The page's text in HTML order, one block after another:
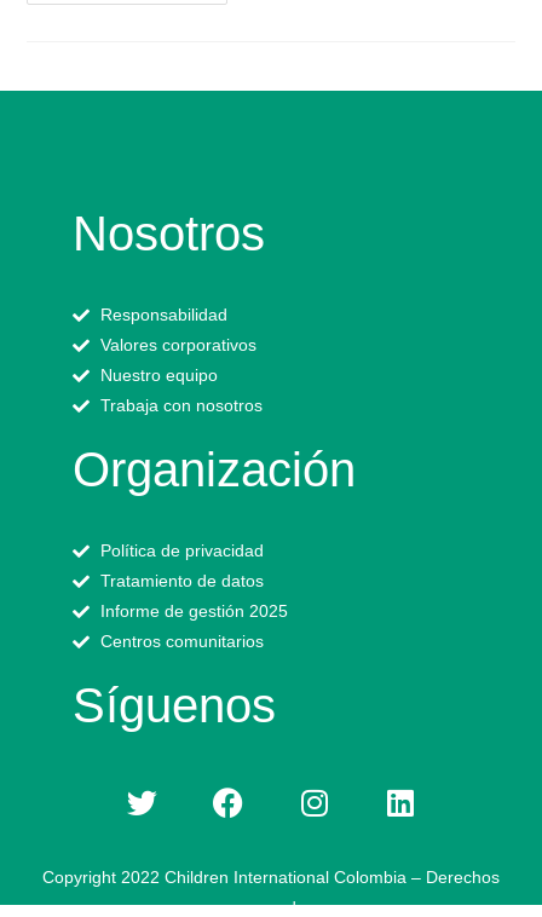
Nosotros
Responsabilidad
Valores corporativos
Nuestro equipo
Trabaja con nosotros
Organización
Política de privacidad
Tratamiento de datos
Informe de gestión 2025
Centros comunitarios
Síguenos
Copyright 2022 Children International Colombia – Derechos
reservados